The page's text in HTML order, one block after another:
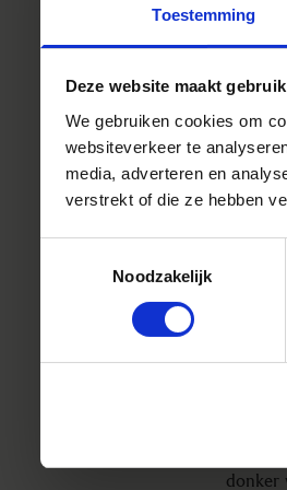
Toestemming
Deze website maakt
We gebruiken cookies om
websiteverkeer te
media, adverteren en
verstrekt of die ze hebben
Noodzakelijk
moet
Hillinga
ik de
een
de
donker